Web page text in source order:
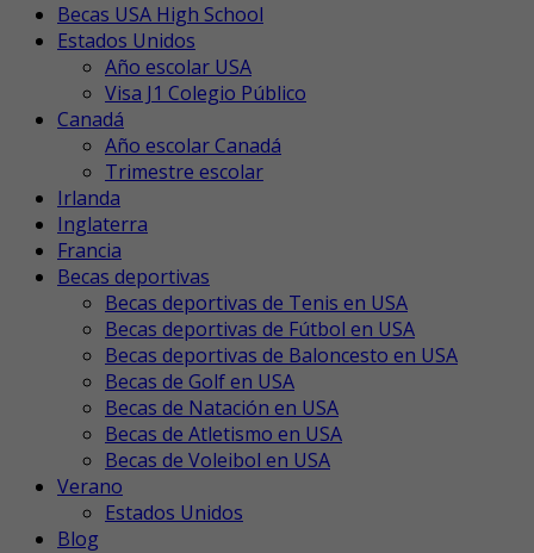
Becas USA High School
Estados Unidos
Año escolar USA
Visa J1 Colegio Público
Canadá
Año escolar Canadá
Trimestre escolar
Irlanda
Inglaterra
Francia
Becas deportivas
Becas deportivas de Tenis en USA
Becas deportivas de Fútbol en USA
Becas deportivas de Baloncesto en USA
Becas de Golf en USA
Becas de Natación en USA
Becas de Atletismo en USA
Becas de Voleibol en USA
Verano
Estados Unidos
Blog